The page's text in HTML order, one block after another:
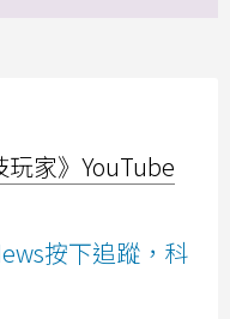
家》YouTube
按下追蹤，科